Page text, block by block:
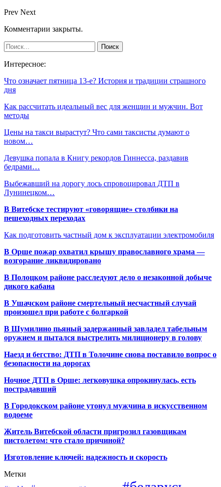
Prev Next
Комментарии закрыты.
Интересное:
Что означает пятница 13-е? История и традиции страшного
дня
Как рассчитать идеальный вес для женщин и мужчин. Вот
методы
Цены на такси вырастут? Что сами таксисты думают о
новом…
Девушка попала в Книгу рекордов Гиннесса, раздавив
бедрами…
Выбежавший на дорогу лось спровоцировал ДТП в
Лунинецком…
В Витебске тестируют «говорящие» столбики на
пешеходных переходах
Как подготовить частный дом к эксплуатации электромобиля
В Орше пожар охватил крышу православного храма —
возгорание ликвидировано
В Полоцком районе расследуют дело о незаконной добыче
дикого кабана
В Ушачском районе смертельный несчастный случай
произошел при работе с болгаркой
В Шумилино пьяный задержанный завладел табельным
оружием и пытался выстрелить милиционеру в голову
Наезд и бегство: ДТП в Толочине снова поставило вопрос о
безопасности на дорогах
Ночное ДТП в Орше: легковушка опрокинулась, есть
пострадавший
В Городокском районе утонул мужчина в искусственном
водоеме
Житель Витебской области пригрозил газовщикам
пистолетом: что стало причиной?
Изготовление ключей: надежность и скорость
Метки